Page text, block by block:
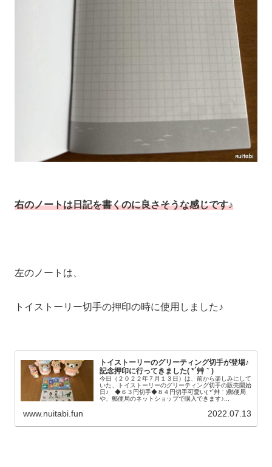
右のノートは日記を書くのに良さそうな感じです♪
左のノートは、
トイストーリー切手の押印の時に使用しました♪
トイストーリーのグリーティング切手が登場♪
記念押印に行ってきました( *´艸｀)
今日（２０２２年７月１３日）は、前から楽しみにして
いた、トイストーリーのグリーティング切手の販売開始
日♪ ◆６３円切手◆８４円切手可愛い( *´艸｀)郵便局
や、郵便局のネットショップで購入できます♪...
www.nuitabi.fun 2022.07.13